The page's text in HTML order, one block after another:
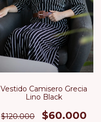
Vestido Camisero Grecia
Lino Black
$120.000 $60.000